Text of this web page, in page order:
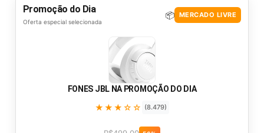
Promoção do Dia
Oferta especial selecionada
📦 MERCADO LIVRE
FONES JBL NA PROMOÇÃO DO DIA
★★★☆☆ (8.479)